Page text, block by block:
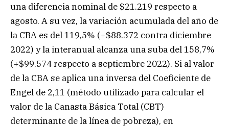
una diferencia nominal de $21.219 respecto a
agosto. A su vez, la variación acumulada del año de
la CBA es del 119,5% (+$88.372 contra diciembre
2022) y la interanual alcanza una suba del 158,7%
(+$99.574 respecto a septiembre 2022). Si al valor
de la CBA se aplica una inversa del Coeficiente de
Engel de 2,11 (método utilizado para calcular el
valor de la Canasta Básica Total (CBT)
determinante de la línea de pobreza), en